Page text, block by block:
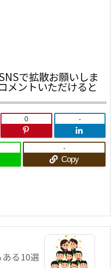
で拡散お願いしま
メントいただけると
0 -
Copy
-
る10選